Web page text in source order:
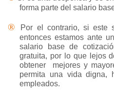
forma parte del salario
®
Por el contrario, si este
entonces estamos ante
salario base de
gratuita, por lo que lejos
obtener
mejores y
permita una vida digna,
empleados.